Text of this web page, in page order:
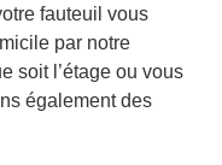
fauteuil vous
par notre
soit l’étage ou vous
également des